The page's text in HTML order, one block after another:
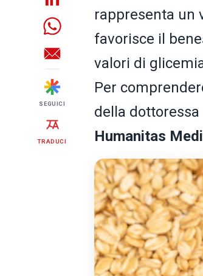
SEGUICI
TRADUCI
rappresenta un
favorisce il
valori di
Per
della dottoressa
Humanitas